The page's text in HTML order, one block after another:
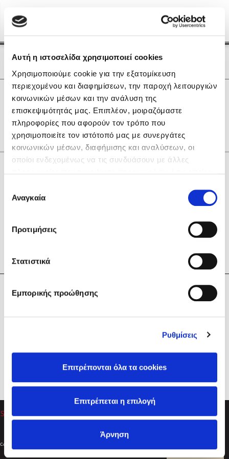
Αυτή η ιστοσελίδα χρησιμοποιεί cookies
Χρησιμοποιούμε cookie για την εξατομίκευση
περιεχομένου και διαφημίσεων, την παροχή λειτουργιών
κοινωνικών μέσων και την ανάλυση της
επισκεψιμότητάς μας. Επιπλέον, μοιραζόμαστε
πληροφορίες που αφορούν τον τρόπο που
χρησιμοποιείτε τον ιστότοπό μας με συνεργάτες
κοινωνικών μέσων, διαφήμισης και αναλύσεων, οι
οποίοι ενδεχομένως να τις συνδυάσουν με άλλες
των υπηρεσιών τους. Αν συνεχίσετε να χρησιμοποιείτε
την ιστοσελίδα μας, συναινείτε στη χρήση των cookies
συγκατάθεσης
Αναγκαία
Προτιμήσεις
Στατιστικά
Εμπορικής προώθησης
Ρυθμίσεις
Επιτρέπονται όλα τα cookies
Επιτρέπεται η επιλογή
Άρνηση
Δημοφιλή Βιβλία
Lidia Branković
Το ξενοδοχείο των συναισθημάτων
Sebastian Fitzek
Playlist
Στέφανος Ξενάκης
Φίλτρα
Οι Συγγραφείς μας
0 Αποτελέσματα
N Q R S W Ε Ζ Η Θ Ο
Υπηρεσίες
Βοήθεια
Ακολουθήστε μας
Copyright © 2026
Created by